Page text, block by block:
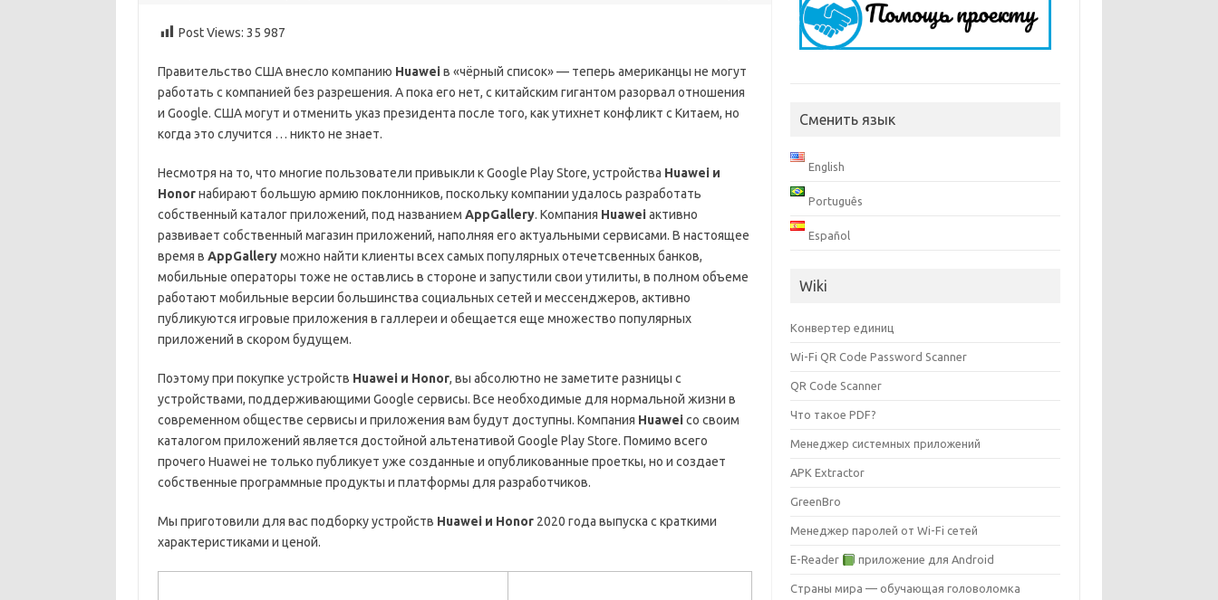
Post Views: 35 987
Правительство США внесло компанию Huaweiв «чёрный список» — теперь американцы не могут
работать с компанией без разрешения. А пока его нет, с китайским гигантом разорвал отношения
и Google. США могут и отменить указ президента после того, как утихнет конфликт с Китаем, но
когда это случится … никто не знает.
Несмотря на то, что многие пользователи привыкли к Google Play Store, устройства Huawei и
Honorнабирают большую армию поклонников, поскольку компании удалось разработать
собственный каталог приложений, под названием AppGallery. Компания Huaweiактивно
развивает собственный магазин приложений, наполняя его актуальными сервисами. В настоящее
время в AppGalleryможно найти клиенты всех самых популярных отечетсвенных банков,
мобильные операторы тоже не оставлись в стороне и запустили свои утилиты, в полном объеме
работают мобильные версии большинства социальных сетей и мессенджеров, активно
публикуются игровые приложения в галлереи и обещается еще множество популярных
приложений в скором будущем.
Поэтому при покупке устройств Huawei и Honor, вы абсолютно не заметите разницы с
устройствами, поддерживающими Google сервисы. Все необходимые для нормальной жизни в
современном обществе сервисы и приложения вам будут доступны. Компания Huaweiсо своим
каталогом приложений является достойной альтенативой Google Play Store. Помимо всего
прочего Huawei не только публикует уже созданные и опубликованные проеткы, но и создает
собственные программные продукты и платформы для разработчиков.
Мы приготовили для вас подборку устройств Huawei и Honor2020 года выпуска с краткими
характеристиками и ценой.
Сменить язык
English
Português
Español
Wiki
Конвертер единиц
Wi-Fi QR Code Password Scanner
QR Code Scanner
Что такое PDF?
Менеджер системных приложений
APK Extractor
GreenBro
Менеджер паролей от Wi-Fi сетей
E-Reader приложение для Android
Страны мира — обучающая головоломка